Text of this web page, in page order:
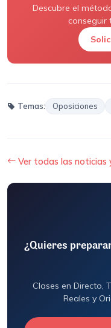
Descubre el
conseguir
Temas: Oposiciones
Ver todas las noticias
¿Quieres
Clases en Directo,
Reales y